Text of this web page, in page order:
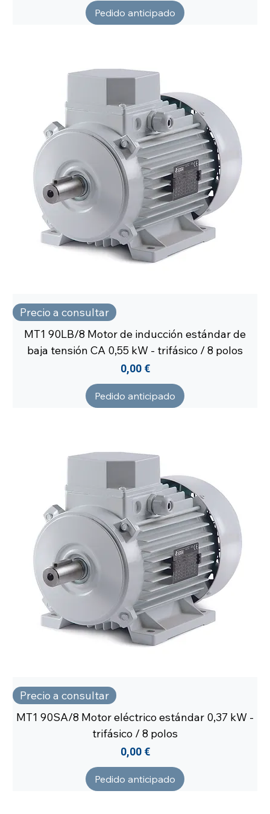
Pedido anticipado
Precio a consultar
MT1 90LB/8 Motor de inducción estándar de
baja tensión CA 0,55 kW - trifásico / 8 polos
Precio
0,00 €
Pedido anticipado
Precio a consultar
MT1 90SA/8 Motor eléctrico estándar 0,37 kW -
trifásico / 8 polos
Precio
0,00 €
Pedido anticipado